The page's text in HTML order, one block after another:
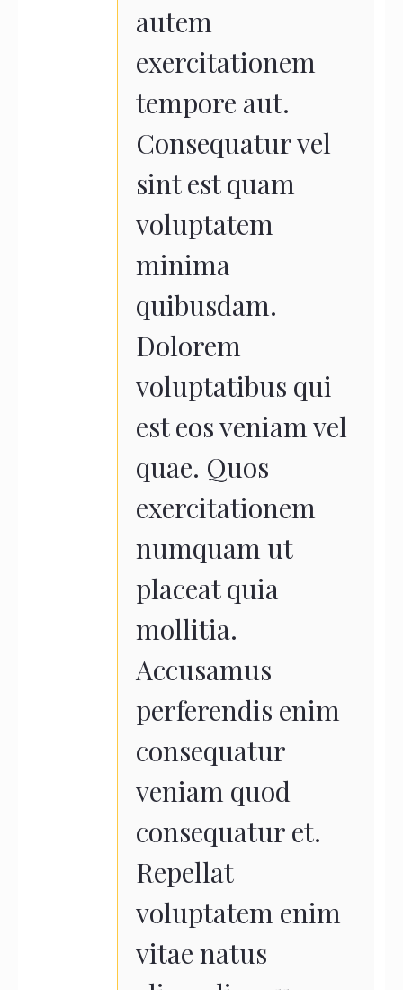
autem
exercitationem
tempore aut.
Consequatur vel
sint est quam
voluptatem
minima
quibusdam.
Dolorem
voluptatibus qui
est eos veniam vel
quae. Quos
exercitationem
numquam ut
placeat quia
mollitia.
Accusamus
perferendis enim
consequatur
veniam quod
consequatur et.
Repellat
voluptatem enim
vitae natus